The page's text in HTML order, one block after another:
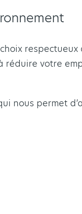
respectueux
réduire votre
nous permet